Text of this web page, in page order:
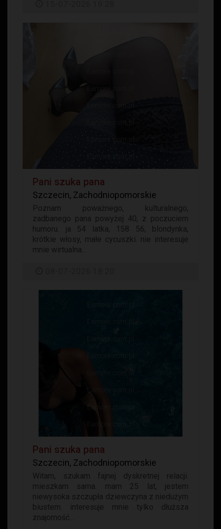
Pani szuka pana
Szczecin, Zachodniopomorskie
Poznam poważnego, kulturalnego,
zadbanego pana powyżej 40, z poczuciem
humoru. ja 54 latka, 158 56, blondynka,
krótkie włosy, małe cycuszki. nie interesuje
mnie wirtualna...
Pani szuka pana
Szczecin, Zachodniopomorskie
Witam, szukam fajnej dyskretnej relacji.
mieszkam sama. mam 25 lat, jestem
niewysoka szczupła dziewczyna z niedużym
biustem. interesuje mnie tylko dłuższa
znajomość...